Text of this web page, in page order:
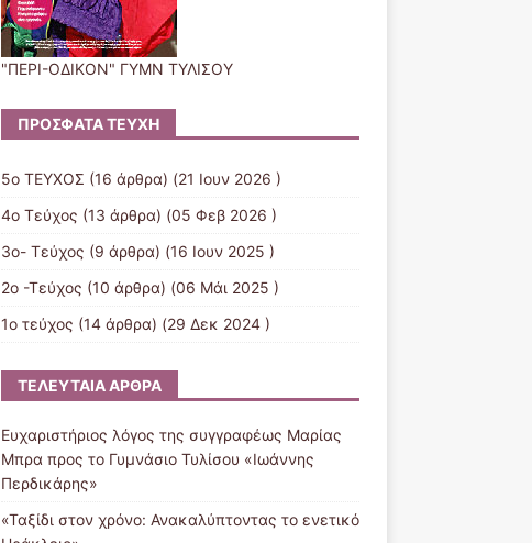
"ΠΕΡΙ-ΟΔΙΚΟΝ" ΓΥΜΝ ΤΥΛΙΣΟΥ
ΠΡΌΣΦΑΤΑ ΤΕΎΧΗ
5ο ΤΕΥΧΟΣ (16 άρθρα) (21 Ιουν 2026 )
4ο Τεύχος (13 άρθρα) (05 Φεβ 2026 )
3o- Τεύχος (9 άρθρα) (16 Ιουν 2025 )
2ο -Τεύχος (10 άρθρα) (06 Μάι 2025 )
1ο τεύχος (14 άρθρα) (29 Δεκ 2024 )
ΤΕΛΕΥΤΑΊΑ ΆΡΘΡΑ
Ευχαριστήριος λόγος της συγγραφέως Μαρίας
Μπρα προς το Γυμνάσιο Τυλίσου «Ιωάννης
Περδικάρης»
«Ταξίδι στον χρόνο: Ανακαλύπτοντας το ενετικό